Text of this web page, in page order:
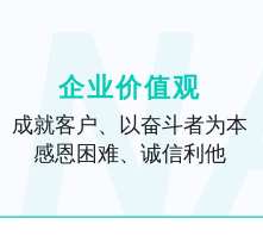
企业价值观
成就客户、以奋斗者为本
感恩困难、诚信利他